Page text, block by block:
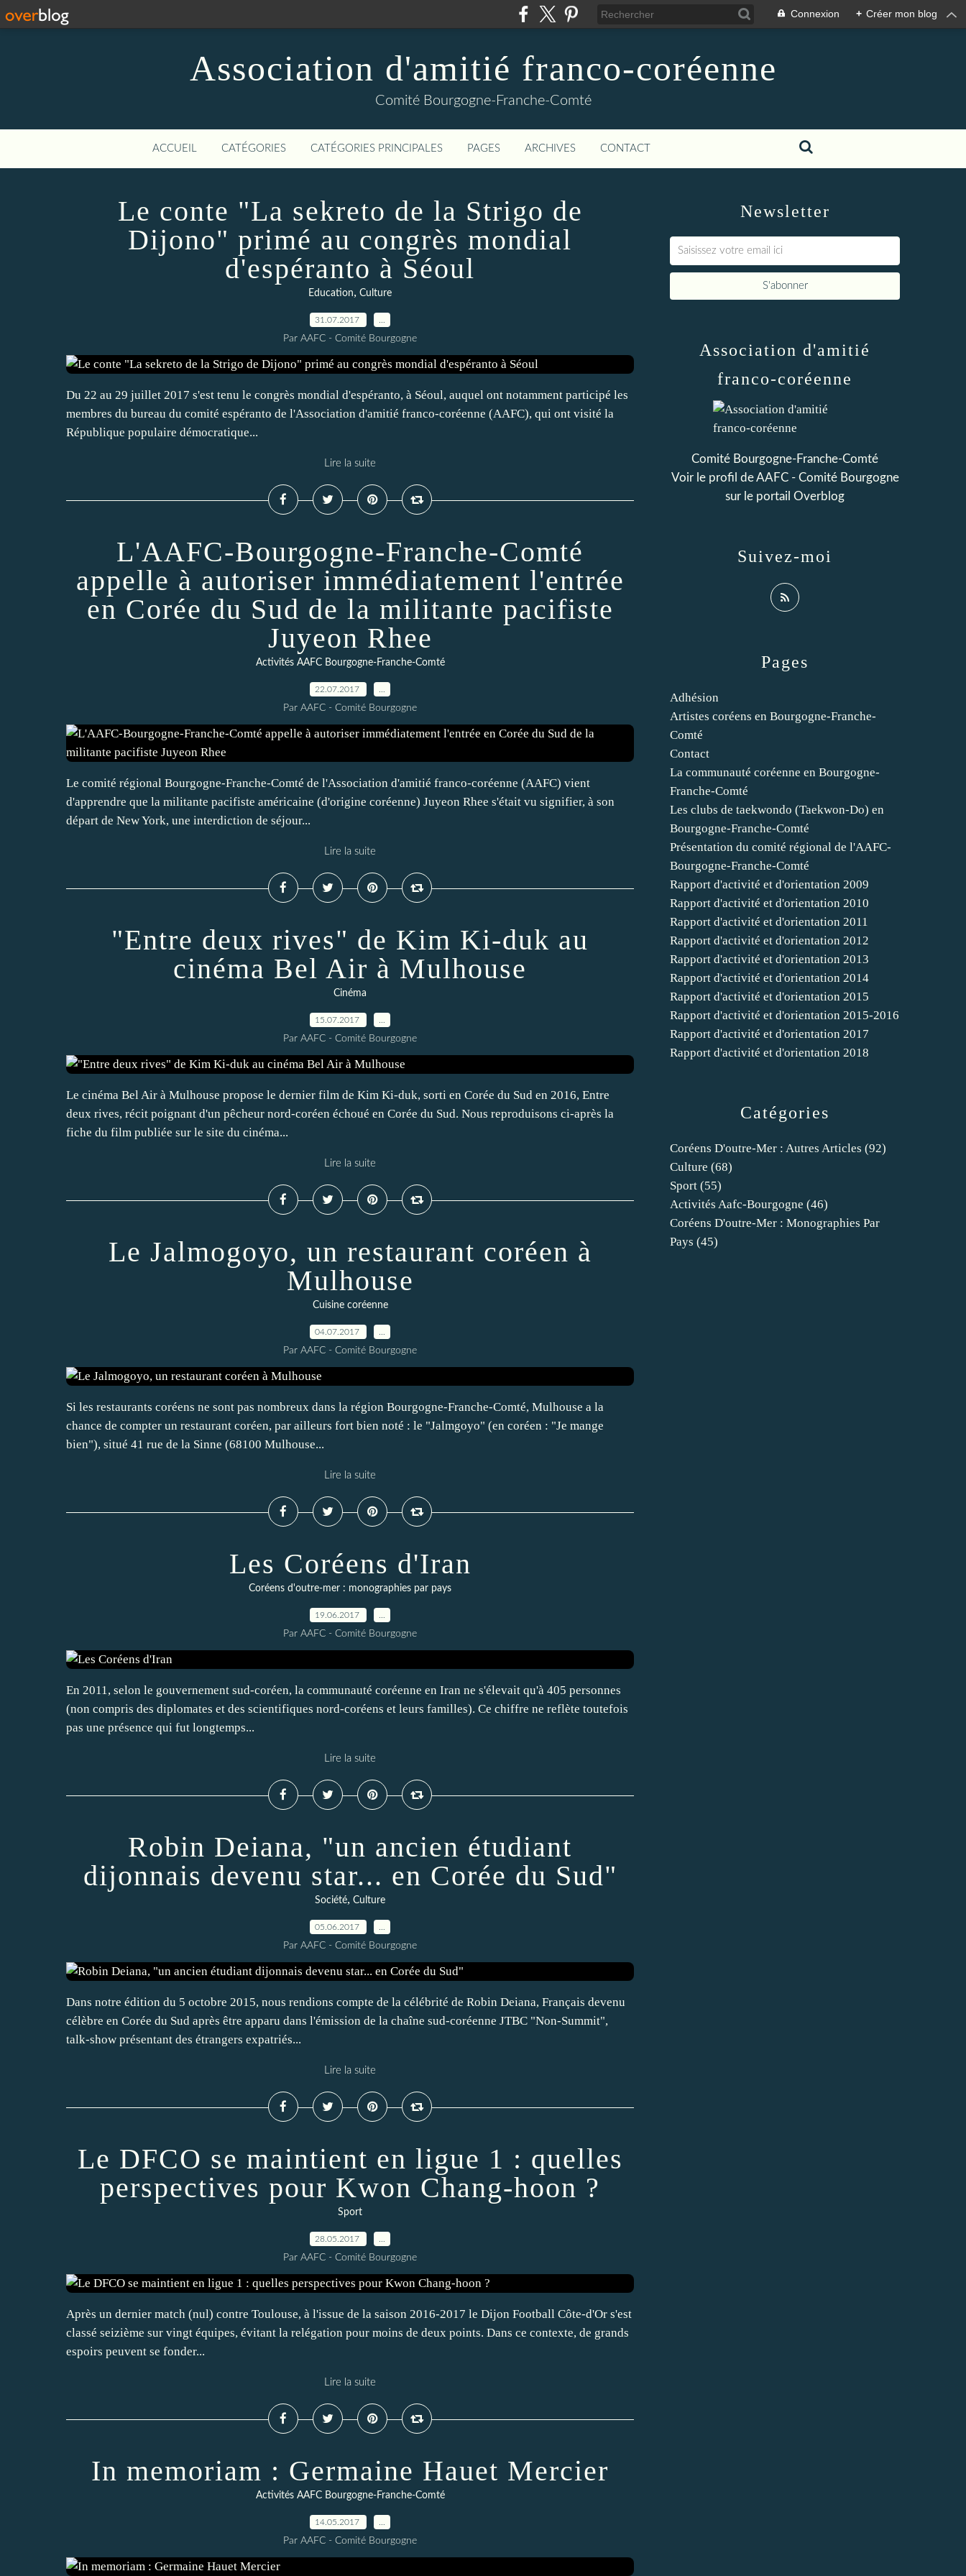
Connexion + Créer mon blog
Association d'amitié franco-coréenne
Comité Bourgogne-Franche-Comté
ACCUEIL CATÉGORIES CATÉGORIES PRINCIPALES PAGES ARCHIVES CONTACT
Le conte "La sekreto de la Strigo de
Dijono" primé au congrès mondial
d'espéranto à Séoul
Education, Culture
31.07.2017
Par AAFC - Comité Bourgogne
Du 22 au 29 juillet 2017 s'est tenu le congrès mondial d'espéranto, à Séoul, auquel ont notamment participé les
membres du bureau du comité espéranto de l'Association d'amitié franco-coréenne (AAFC), qui ont visité la
République populaire démocratique...
Lire la suite
L'AAFC-Bourgogne-Franche-Comté
appelle à autoriser immédiatement l'entrée
en Corée du Sud de la militante pacifiste
Juyeon Rhee
Activités AAFC Bourgogne-Franche-Comté
22.07.2017
Par AAFC - Comité Bourgogne
Le comité régional Bourgogne-Franche-Comté de l'Association d'amitié franco-coréenne (AAFC) vient
d'apprendre que la militante pacifiste américaine (d'origine coréenne) Juyeon Rhee s'était vu signifier, à son
départ de New York, une interdiction de séjour...
Lire la suite
"Entre deux rives" de Kim Ki-duk au
cinéma Bel Air à Mulhouse
Cinéma
15.07.2017
Par AAFC - Comité Bourgogne
Le cinéma Bel Air à Mulhouse propose le dernier film de Kim Ki-duk, sorti en Corée du Sud en 2016, Entre
deux rives, récit poignant d'un pêcheur nord-coréen échoué en Corée du Sud. Nous reproduisons ci-après la
fiche du film publiée sur le site du cinéma...
Lire la suite
Le Jalmogoyo, un restaurant coréen à
Mulhouse
Cuisine coréenne
04.07.2017
Par AAFC - Comité Bourgogne
Si les restaurants coréens ne sont pas nombreux dans la région Bourgogne-Franche-Comté, Mulhouse a la
chance de compter un restaurant coréen, par ailleurs fort bien noté : le "Jalmgoyo" (en coréen : "Je mange
bien"), situé 41 rue de la Sinne (68100 Mulhouse...
Lire la suite
Les Coréens d'Iran
Coréens d'outre-mer : monographies par pays
19.06.2017
Par AAFC - Comité Bourgogne
En 2011, selon le gouvernement sud-coréen, la communauté coréenne en Iran ne s'élevait qu'à 405 personnes
(non compris des diplomates et des scientifiques nord-coréens et leurs familles). Ce chiffre ne reflète toutefois
pas une présence qui fut longtemps...
Lire la suite
Robin Deiana, "un ancien étudiant
dijonnais devenu star... en Corée du Sud"
Société, Culture
05.06.2017
Par AAFC - Comité Bourgogne
Dans notre édition du 5 octobre 2015, nous rendions compte de la célébrité de Robin Deiana, Français devenu
célèbre en Corée du Sud après être apparu dans l'émission de la chaîne sud-coréenne JTBC "Non-Summit",
talk-show présentant des étrangers expatriés...
Lire la suite
Le DFCO se maintient en ligue 1 : quelles
perspectives pour Kwon Chang-hoon ?
Sport
28.05.2017
Par AAFC - Comité Bourgogne
Après un dernier match (nul) contre Toulouse, à l'issue de la saison 2016-2017 le Dijon Football Côte-d'Or s'est
classé seizième sur vingt équipes, évitant la relégation pour moins de deux points. Dans ce contexte, de grands
espoirs peuvent se fonder...
Lire la suite
In memoriam : Germaine Hauet Mercier
Activités AAFC Bourgogne-Franche-Comté
14.05.2017
Par AAFC - Comité Bourgogne
Newsletter
Catégories
Coréens D'outre-Mer : Autres Articles (92)
Culture (68)
Sport (55)
Activités Aafc-Bourgogne (46)
Coréens D'outre-Mer : Monographies Par
Pays (45)
Pages
Adhésion
Artistes coréens en Bourgogne-Franche-
Comté
Contact
La communauté coréenne en Bourgogne-
Franche-Comté
Les clubs de taekwondo (Taekwon-Do) en
Bourgogne-Franche-Comté
Présentation du comité régional de l'AAFC-
Bourgogne-Franche-Comté
Rapport d'activité et d'orientation 2009
Rapport d'activité et d'orientation 2010
Rapport d'activité et d'orientation 2011
Rapport d'activité et d'orientation 2012
Rapport d'activité et d'orientation 2013
Rapport d'activité et d'orientation 2014
Rapport d'activité et d'orientation 2015
Rapport d'activité et d'orientation 2015-2016
Rapport d'activité et d'orientation 2017
Rapport d'activité et d'orientation 2018
Association d'amitié
franco-coréenne
Comité Bourgogne-Franche-Comté
Voir le profil deAAFC - Comité Bourgogne
sur le portail Overblog
Suivez-moi